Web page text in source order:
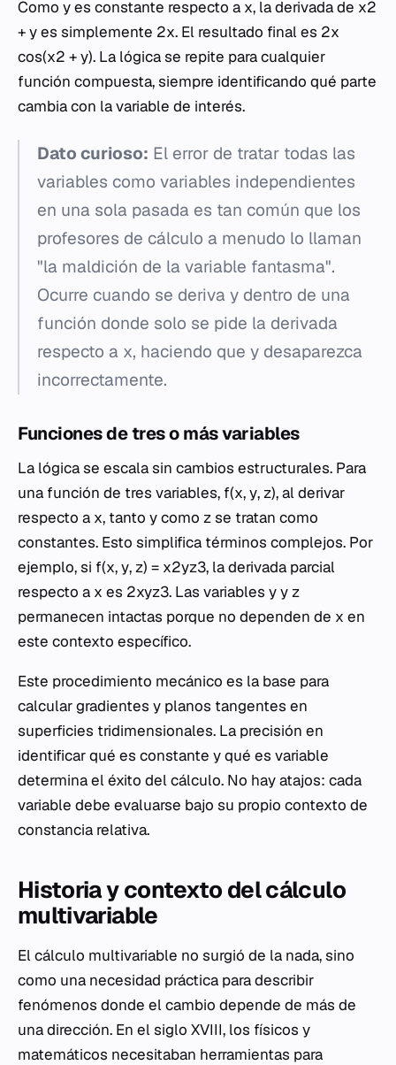
Como yes constante respecto a x, la derivada de x2
+yes simplemente 2x. El resultado final es 2x
cos(x2 +y). La lógica se repite para cualquier
función compuesta, siempre identificando qué parte
cambia con la variable de interés.
Dato curioso: El error de tratar todas las
variables como variables independientes
en una sola pasada es tan común que los
profesores de cálculo a menudo lo llaman
"la maldición de la variable fantasma".
Ocurre cuando se deriva y dentro de una
función donde solo se pide la derivada
respecto a x, haciendo que y desaparezca
incorrectamente.
Funciones de tres o más variables
La lógica se escala sin cambios estructurales. Para
una función de tres variables, f(x,y,z), al derivar
respecto a x, tanto ycomo zse tratan como
constantes. Esto simplifica términos complejos. Por
ejemplo, si f(x,y,z) = x2yz3, la derivada parcial
respecto a x es 2xyz3. Las variables yyz
permanecen intactas porque no dependen de x en
este contexto específico.
Este procedimiento mecánico es la base para
calcular gradientes y planos tangentes en
superficies tridimensionales. La precisión en
identificar qué es constante y qué es variable
determina el éxito del cálculo. No hay atajos: cada
variable debe evaluarse bajo su propio contexto de
constancia relativa.
Historia y contexto del cálculo
multivariable
El cálculo multivariable no surgió de la nada, sino
como una necesidad práctica para describir
fenómenos donde el cambio depende de más de
una dirección. En el siglo XVIII, los físicos y
matemáticos necesitaban herramientas para